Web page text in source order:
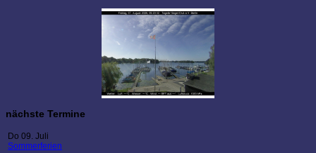
nächste Termine
Do 09. Juli
Sommerferien